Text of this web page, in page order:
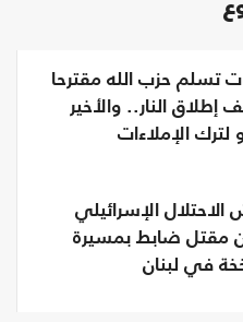
تسلم حزب الله مقترحا
إطلاق النار.. والأخير
لترك الإملاءات
الاحتلال الإسرائيلي
مقتل ضابط بمسيرة
في لبنان